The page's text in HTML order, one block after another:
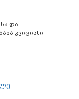
და
კვიციანი